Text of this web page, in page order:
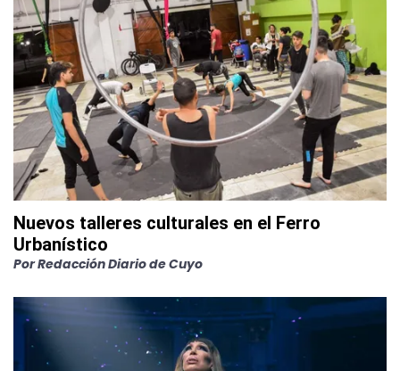
Nuevos talleres culturales en el Ferro
Urbanístico
PorRedacción Diario de Cuyo